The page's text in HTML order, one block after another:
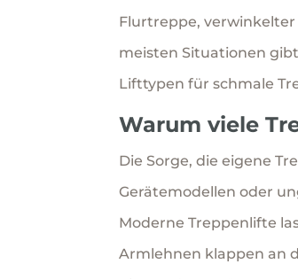
Flurtreppe,
meisten Situationen
Lifttypen für schmale
Warum viele
Die Sorge, die eigene
Gerätemodellen oder
Moderne Treppenlifte
Armlehnen klappen an